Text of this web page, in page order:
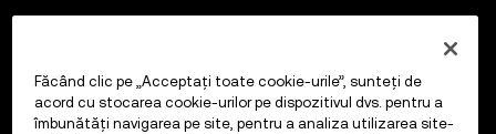
Făcând clic pe „Acceptați toate cookie-urile”, sunteți de
acord cu stocarea cookie-urilor pe dispozitivul dvs. pentru a
îmbunătăți navigarea pe site, pentru a analiza utilizarea site-